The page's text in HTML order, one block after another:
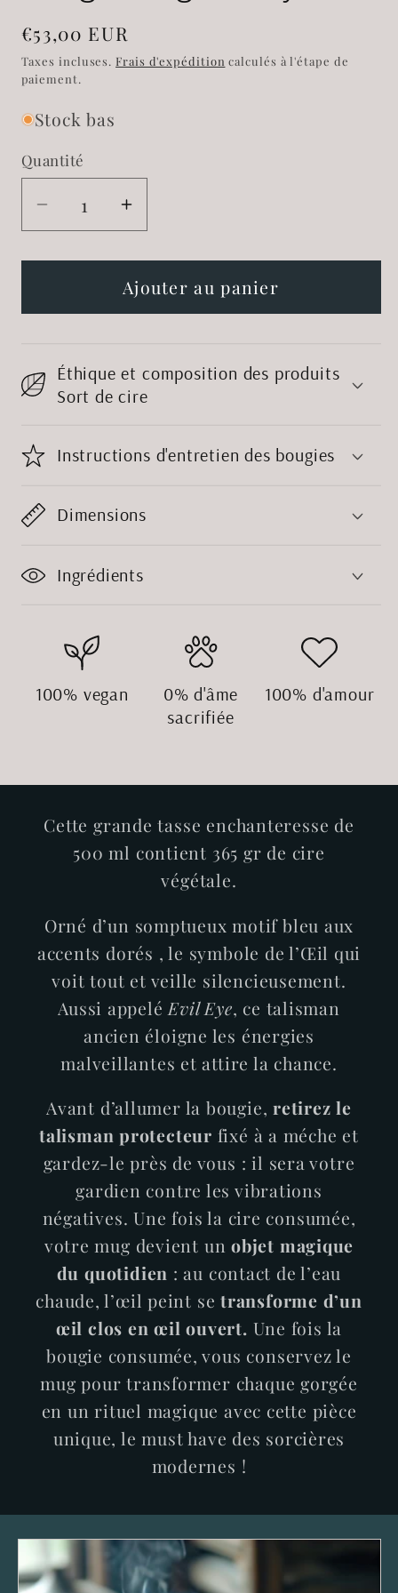
Prix
habituel
€53,00 EUR
Taxes incluses. Frais d'expédition calculés à l'étape de
paiement.
Stock bas
Quantité
Réduire
la
quantité
Bougie
Evil
Eye
Augmenter
la
quantité
de
Bougie
Eye
Ajouter au panier
Éthique et composition des produits
Sort de cire
Instructions d'entretien des bougies
Dimensions
Ingrédients
100% vegan
0% d'âme
sacrifiée
100% d'amour
Cette grande tasse enchanteresse de
500 ml contient 365 gr de cire
végétale.
Orné d’un somptueux motif bleu aux
accents dorés , le symbole de l’Œil qui
voit tout et veille silencieusement.
Aussi appelé Evil Eye, ce talisman
ancien éloigne les énergies
malveillantes et attire la chance.
Avant d’allumer la bougie,retirez le
talisman protecteur fixé à a méche et
gardez-le près de vous : il sera votre
gardien contre les vibrations
négatives. Une fois la cire consumée,
votre mug devient unobjet magique
du quotidien : au contact de l’eau
chaude, l’œil peint setransforme d’un
œil clos en œil ouvert. Une fois la
bougie consumée, vous conservez le
mug pour transformer chaque gorgée
en un rituel magique avec cette pièce
unique, le must have des sorcières
modernes !